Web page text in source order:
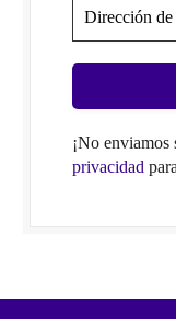
¡No enviamos
privacidad